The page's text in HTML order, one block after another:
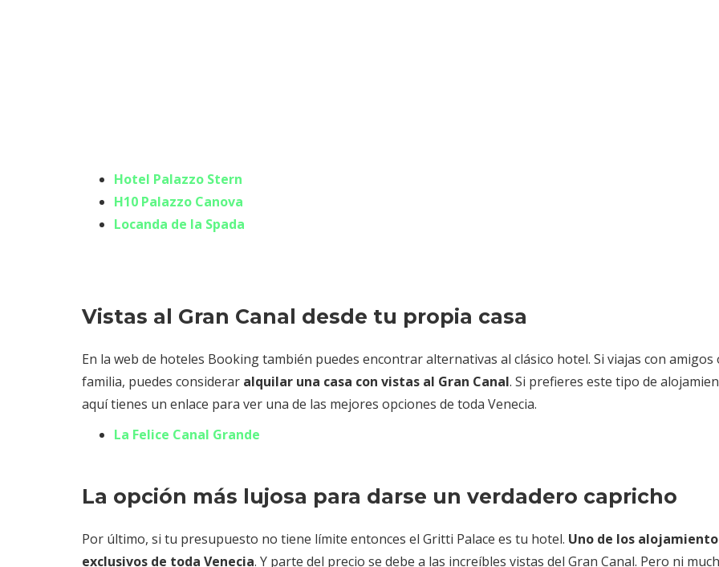
Hotel Palazzo Stern
H10 Palazzo Canova
Locanda de la Spada
Vistas al Gran Canal desde tu propia casa
En la web de hoteles Booking también puedes encontrar alternativas al clásico hotel. Si viajas con amigos
familia, puedes considerar alquilar una casa con vistas al Gran Canal. Si prefieres este tipo de
aquí tienes un enlace para ver una de las mejores opciones de toda Venecia.
La Felice Canal Grande
La opción más lujosa para darse un verdadero capricho
Por último, si tu presupuesto no tiene límite entonces el Gritti Palace es tu hotel. Uno de los
exclusivos de toda Venecia. Y parte del precio se debe a las increíbles vistas del Gran Canal. Pero ni